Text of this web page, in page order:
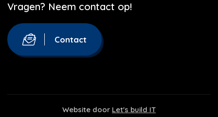
Vragen? Neem contact op!
Contact
Website door Let's build IT